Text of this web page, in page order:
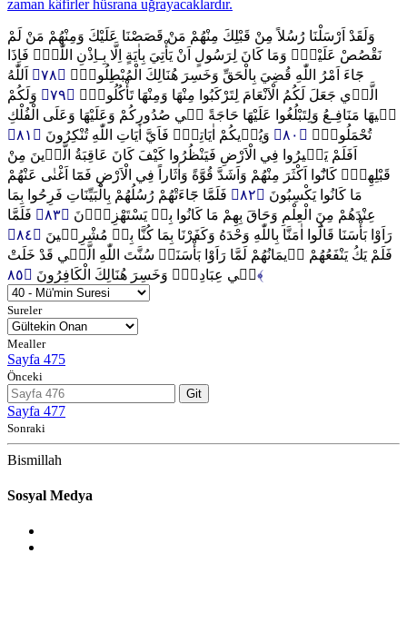
zaman kâfirler hüsrana uğrayacaklardır.
وَلَقَدْ اَرْسَلْنَا رُسُلاً مِنْ قَبْلِكَ مِنْهُمْ مَنْ قَصَصْنَا عَلَيْكَ وَمِنْهُمْ مَنْ لَمْ
نَقْصُصْ عَلَيْكَۜ وَمَا كَانَ لِرَسُولٍ اَنْ يَأْتِيَ بِاٰيَةٍ اِلَّا بِـاِذْنِ اللّٰهِۚ فَاِذَا
جَٓاءَ اَمْرُ اللّٰهِ قُضِيَ بِالْحَقِّ وَخَسِرَ هُنَالِكَ الْمُبْطِلُونَ۟ ﴿٧٨﴾
اَللّٰهُ
الَّذ۪ي جَعَلَ لَكُمُ الْاَنْعَامَ لِتَرْكَبُوا مِنْهَا وَمِنْهَا تَأْكُلُونَۘ ﴿٧٩﴾
وَلَكُمْ
ف۪يهَا مَنَافِـعُ وَلِتَبْلُغُوا عَلَيْهَا حَاجَةً ف۪ي صُدُورِكُمْ وَعَلَيْهَا وَعَلَى الْفُلْكِ
تُحْمَلُونَۜ ﴿٨٠﴾ وَيُر۪يكُمْ اٰيَاتِه۪ۗ فَاَيَّ اٰيَاتِ اللّٰهِ تُنْكِرُونَ ﴿٨١﴾
اَفَلَمْ يَس۪يرُوا فِي الْاَرْضِ فَيَنْظُرُوا كَيْفَ كَانَ عَاقِبَةُ الَّذ۪ينَ مِنْ
قَبْلِهِمْۜ كَانُٓوا اَكْثَرَ مِنْهُمْ وَاَشَدَّ قُوَّةً وَاٰثَاراً فِي الْاَرْضِ فَمَٓا اَغْنٰى عَنْهُمْ
مَا كَانُوا يَكْسِبُونَ ﴿٨٢﴾
فَلَمَّا جَٓاءَتْهُمْ رُسُلُهُمْ بِالْبَيِّنَاتِ فَرِحُوا بِمَا
عِنْدَهُمْ مِنَ الْعِلْمِ وَحَاقَ بِهِمْ مَا كَانُوا بِه۪ يَسْتَهْزِؤُ۫نَ ﴿٨٣﴾
فَلَمَّا
رَاَوْا بَأْسَنَا قَالُٓوا اٰمَنَّا بِاللّٰهِ وَحْدَهُ وَكَفَرْنَا بِمَا كُنَّا بِه۪ مُشْرِك۪ينَ ﴿٨٤﴾
فَلَمْ يَكُ يَنْفَعُهُمْ ا۪يمَانُهُمْ لَمَّا رَاَوْا بَأْسَنَاۜ سُنَّتَ اللّٰهِ الَّت۪ي قَدْ خَلَتْ
ف۪ي عِبَادِه۪ۚ وَخَسِرَ هُنَالِكَ الْكَافِرُونَ﴿٨٥﴾
Sureler
Mealler
Sayfa 475
Önceki
Git
Sayfa 477
Sonraki
Bismillah
Sosyal Medya